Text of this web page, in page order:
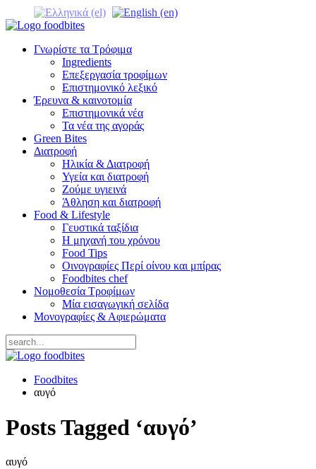
Γνωρίστε τα Τρόφιμα
Ingredients
Επεξεργασία τροφίμων
Επιστημονικό λεξικό
Έρευνα & καινοτομία
Επιστημονικά νέα
Τα νέα της αγοράς
Green Bites
Διατροφή
Ηλικία & Διατροφή
Υγεία και διατροφή
Ζούμε υγιεινά
Άθληση και διατροφή
Food & Lifestyle
Γευστικά ταξίδια
Η μηχανή του χρόνου
Food Tips
Οινογραφίες Περί οίνου και μπίρας
Foodbites chef
Νομοθεσία Τροφίμων
Μία εισαγωγική σελίδα
Μονογραφίες & Αφιερώματα
Foodbites
αυγό
Posts Tagged ‘αυγό’
αυγό